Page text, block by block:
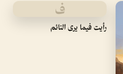
ف
رأيت فيما يرى النائم